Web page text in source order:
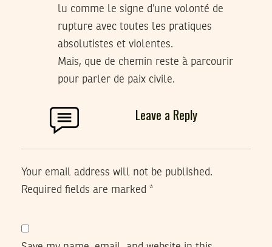
lu comme le signe d’une volonté de
rupture avec toutes les pratiques
absolutistes et violentes.
Mais, que de chemin reste à parcourir
pour parler de paix civile.
Leave a Reply
Your email address will not be published.
Required fields are marked *